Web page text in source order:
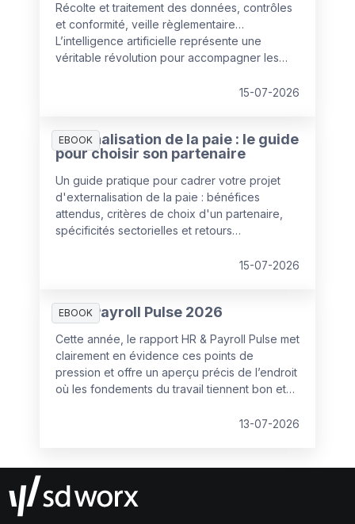
Récolte et traitement des données, contrôles
et conformité, veille règlementaire…
L’intelligence artificielle représente une
véritable révolution pour accompagner les
ouvre la voie à un gestionnaire « augmenté »,
15-07-2026
EBOOK
Externalisation de la paie : le guide
pour choisir son partenaire
Un guide pratique pour cadrer votre projet
d'externalisation de la paie : bénéfices
attendus, critères de choix d'un partenaire,
spécificités sectorielles et retours
Groupe Herta. De quoi poser les bonnes15-07-2026
EBOOK
HR & Payroll Pulse 2026
Cette année, le rapport HR & Payroll Pulse met
clairement en évidence ces points de
pression et offre un aperçu précis de l’endroit
où les fondements du travail tiennent bon et
13-07-2026